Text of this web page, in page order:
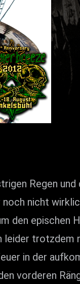
Regen und
nicht
den epischen
leider trotzdem
in der
vorderen